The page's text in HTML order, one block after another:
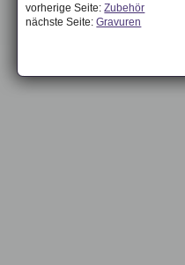
vorherige Seite:Zubehör
nächste Seite:Gravuren